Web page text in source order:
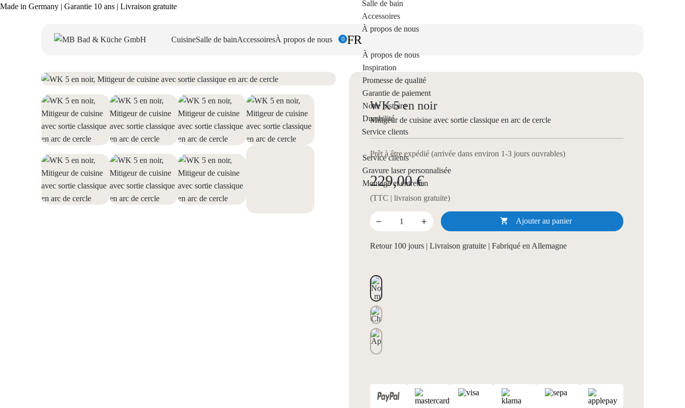
Made in Germany | Garantie 10 ans | Livraison gratuite
CuisineSalle de bainAccessoiresÀ propos de nous 0 FR
Salle de bain
Accessoires
À propos de nous
À propos de nous
Inspiration
Promesse de qualité
Garantie de paiement
Notre histoire
Durabilité
Service clients
Service clients
Gravure laser personnalisée
Montage et entretien
WK 5 en noir
Mitigeur de cuisine avec sortie classique en arc de cercle
Prêt à être expédié (arrivée dans environ 1-3 jours ouvrables)
229,00 €
(TTC | livraison gratuite)
 Ajouter au panier
Retour 100 jours | Livraison gratuite | Fabriqué en Allemagne